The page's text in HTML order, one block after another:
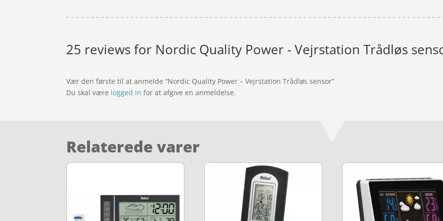
25 reviews for Nordic Quality Power - Vejrstation Trådløs
Vær den første til at anmelde “Nordic Quality Power – Vejrstation Trådløs sensor”
Du skal være logged in for at afgive en anmeldelse.
Relaterede varer